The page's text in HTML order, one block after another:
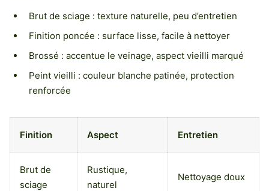
Brut de sciage : texture naturelle, peu d’entretien
Finition poncée : surface lisse, facile à nettoyer
Brossé : accentue le veinage, aspect vieilli marqué
Peint vieilli : couleur blanche patinée, protection
renforcée
Finition Aspect Entretien
Brut de
sciage
Rustique,
naturel
Nettoyage doux